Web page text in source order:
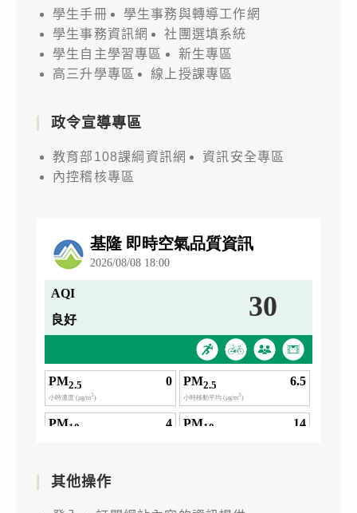
學生手冊
學生事務與轉導工作網
學生事務資訊網
社團選填系統
學生自主學習專區
新生專區
高三升學專區
線上授課專區
政令宣導專區
教育部108課綱資訊網
資訊安全專區
內控稽核專區
其他操作